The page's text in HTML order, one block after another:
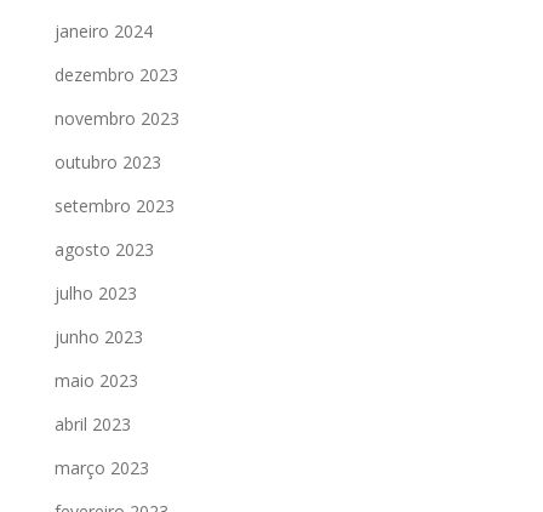
janeiro 2024
dezembro 2023
novembro 2023
outubro 2023
setembro 2023
agosto 2023
julho 2023
junho 2023
maio 2023
abril 2023
março 2023